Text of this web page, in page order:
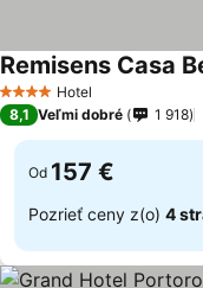
4 Počet hviezdičiek
Hotel
Remisens Casa
8,1 Veľmi dobré 1 918
Od 157 €
Pozrieť ceny z(o) 4